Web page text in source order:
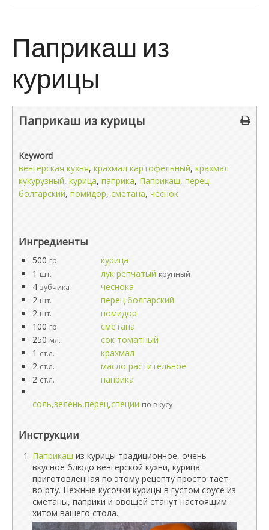
Паприкаш из
курицы
Паприкаш из курицы
Keyword
венгерская кухня, крахмал картофельный, крахмал
кукурузный, курица, паприка, Паприкаш, перец
болгарский, помидор, сметана, чеснок
Ингредиенты
500 гр
курица
1 шт. лук репчатый крупный
4 зубчика
чеснока
2 шт.
перец болгарский
2 шт.
помидор
100 гр
сметана
250 мл.
сок томатный
1 ст.л.
крахмал
2 ст.л.
масло растительное
2 ст.л. паприка
соль,зелень,перец,специи по вкусу
Инструкции
Паприкаш из курицы традиционное, очень
вкусное блюдо венгерской кухни, курица
приготовленная по этому рецепту просто тает
во рту. Нежные кусочки курицы в густом соусе из
сметаны, паприки и овощей станут настоящим
хитом вашего стола.